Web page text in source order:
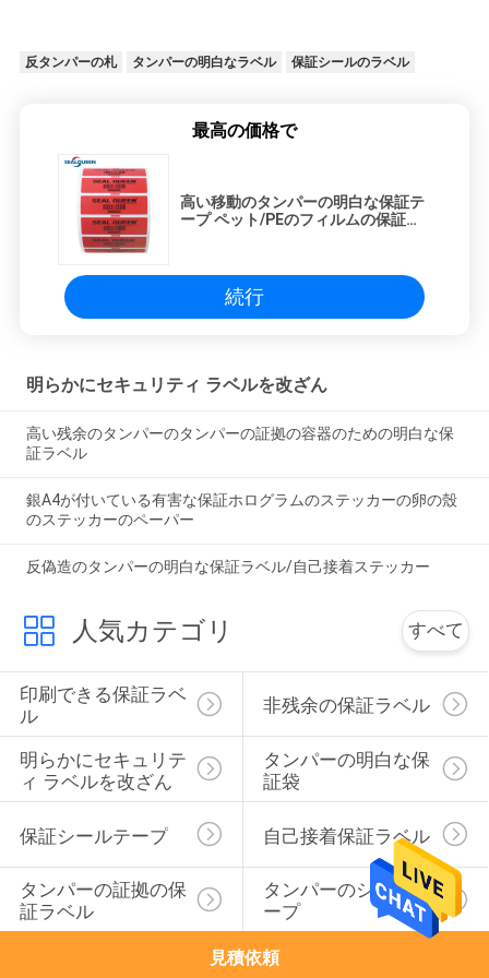
反タンパーの札 タンパーの明白なラベル 保証シールのラベル
最高の価格で
高い移動のタンパーの明白な保証テ
ープ ペット/PEのフィルムの保証ラ
続行
明らかにセキュリティ ラベルを改ざん
高い残余のタンパーのタンパーの証拠の容器のための明白な保
証ラベル
銀A4が付いている有害な保証ホログラムのステッカーの卵の殼
のステッカーのペーパー
反偽造のタンパーの明白な保証ラベル/自己接着ステッカー
人気カテゴリ すべて
印刷できる保証ラベ
ル
非残余の保証ラベル
明らかにセキュリテ
ィ ラベルを改ざん
タンパーの明白な保
証袋
保証シールテープ 自己接着保証ラベル
タンパーの証拠の保
証ラベル
タンパーのシール テ
ープ
見積依頼